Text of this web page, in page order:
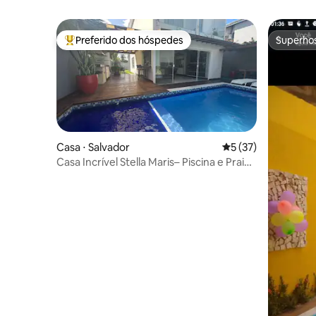
Entre os melhores preferidos dos hóspedes
Preferido dos hóspedes
Casa ⋅ Salvador 5 de uma
5 (37)
Casa Incrível Stella Maris– Piscina e Praia